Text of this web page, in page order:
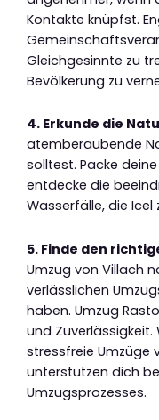
Kontakte knüpfst.
Gleichgesinnte zu
Bevölkerung zu
4. Erkunde die
atemberaubende
solltest. Packe
entdecke die
Wasserfälle, die Icel
5. Finde den
Umzug von Villach
verlässlichen
haben. Umzug
und
stressfreie Umzüge
unterstützen dich
Umzugsprozesses.